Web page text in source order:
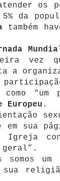
os
da
também
vez
a
Europeu .
sua
Igreja
geral”.
sua